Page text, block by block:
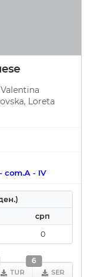
Loreta
com.A - IV
срп
0
TUR SER
6